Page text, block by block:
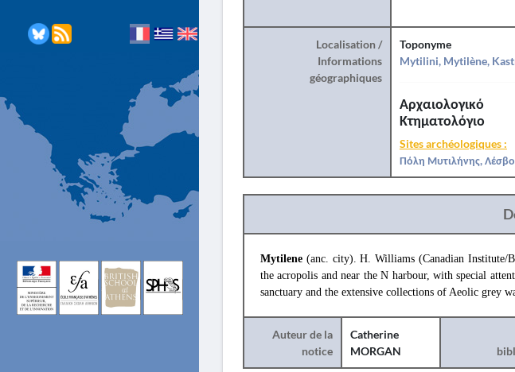
Localisation /
Informations
géographiques
Toponyme
Mytilini, Mytilène,
Αρχαιολογικό
Κτηματολόγιο
Sites archéologiques :
Πόλη Μυτιλήνης,
Mytilene (anc. city). H. Williams (Canadian Institute/
the acropolis and near the N harbour, with special
sanctuary and the extensive collections of Aeolic grey
Auteur de la
notice
Catherine
MORGAN